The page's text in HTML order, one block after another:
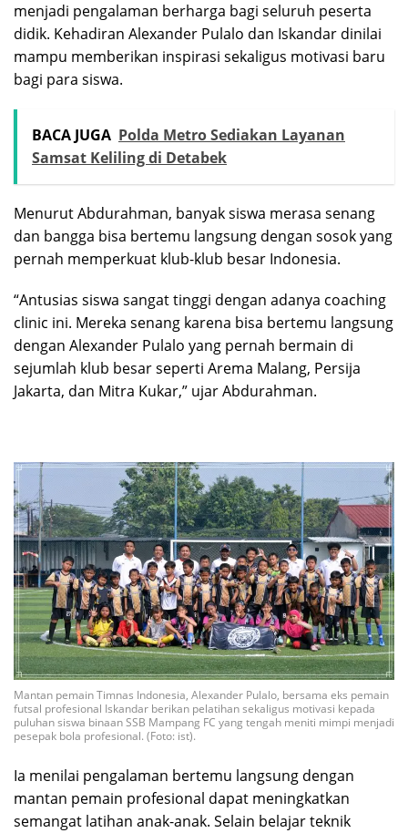
menjadi pengalaman berharga bagi seluruh peserta
didik. Kehadiran Alexander Pulalo dan Iskandar dinilai
mampu memberikan inspirasi sekaligus motivasi baru
bagi para siswa.
BACA JUGA Polda Metro Sediakan Layanan
Samsat Keliling di Detabek
Menurut Abdurahman, banyak siswa merasa senang
dan bangga bisa bertemu langsung dengan sosok yang
pernah memperkuat klub-klub besar Indonesia.
“Antusias siswa sangat tinggi dengan adanya coaching
clinic ini. Mereka senang karena bisa bertemu langsung
dengan Alexander Pulalo yang pernah bermain di
sejumlah klub besar seperti Arema Malang, Persija
Jakarta, dan Mitra Kukar,” ujar Abdurahman.
Mantan pemain Timnas Indonesia, Alexander Pulalo, bersama eks pemain
futsal profesional Iskandar berikan pelatihan sekaligus motivasi kepada
puluhan siswa binaan SSB Mampang FC yang tengah meniti mimpi menjadi
pesepak bola profesional. (Foto: ist).
Ia menilai pengalaman bertemu langsung dengan
mantan pemain profesional dapat meningkatkan
semangat latihan anak-anak. Selain belajar teknik